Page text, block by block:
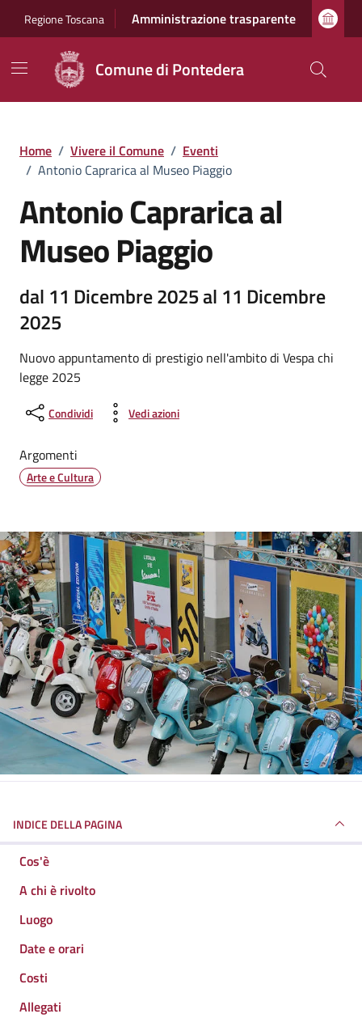
Regione Toscana Amministrazione trasparente
Comune di Pontedera
Home / Vivere il Comune / Eventi
/ Antonio Caprarica al Museo Piaggio
Antonio Caprarica al
Museo Piaggio
dal 11 Dicembre 2025 al 11 Dicembre
2025
Nuovo appuntamento di prestigio nell'ambito di Vespa chi
legge 2025
Condividi Vedi azioni
Argomenti
Arte e Cultura
INDICE DELLA PAGINA
Cos'è
A chi è rivolto
Luogo
Date e orari
Costi
Allegati